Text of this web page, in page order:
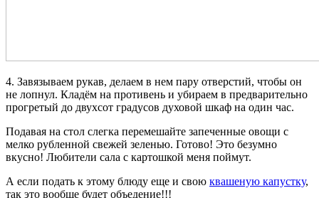
4. Завязываем рукав, делаем в нем пару отверстий, чтобы он
не лопнул. Кладём на противень и убираем в предварительно
прогретый до двухсот градусов духовой шкаф на один час.
Подавая на стол слегка перемешайте запеченные овощи с
мелко рубленной свежей зеленью. Готово! Это безумно
вкусно! Любители сала с картошкой меня поймут.
А если подать к этому блюду еще и свою квашеную капустку,
так это вообще будет объедение!!!